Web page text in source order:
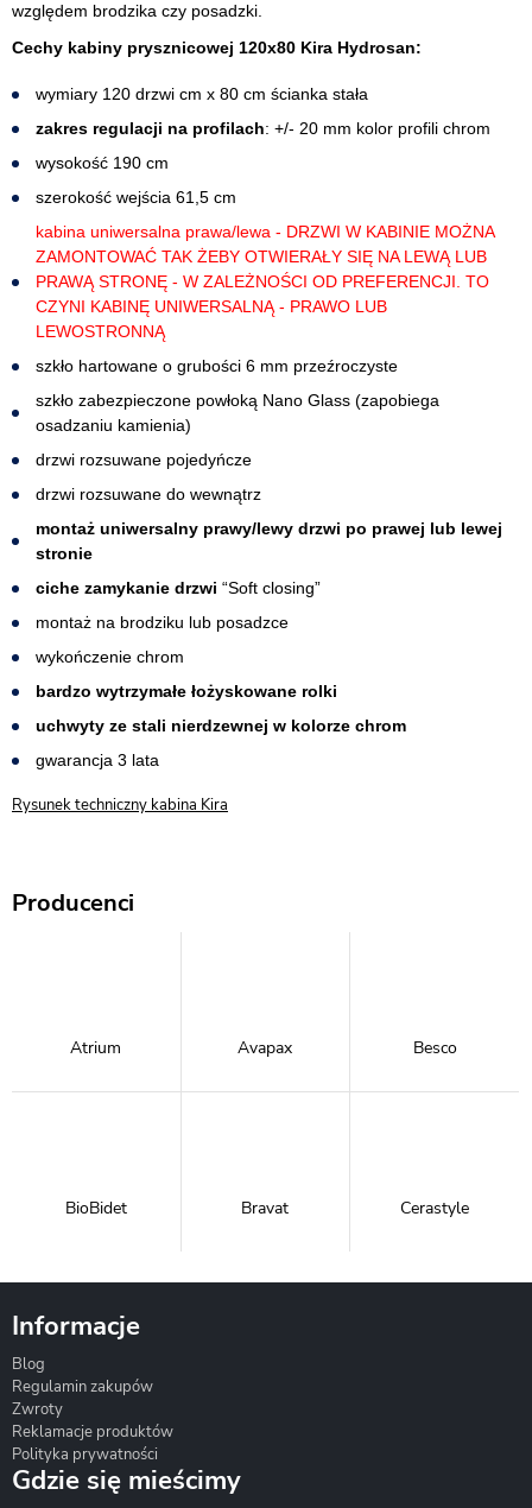
względem brodzika czy posadzki.
Cechy kabiny prysznicowej 120x80 Kira Hydrosan:
wymiary 120 drzwi cm x 80 cm ścianka stała
zakres regulacji na profilach: +/- 20 mm kolor profili chrom
wysokość 190 cm
szerokość wejścia 61,5 cm
kabina uniwersalna prawa/lewa - DRZWI W KABINIE MOŻNA
ZAMONTOWAĆ TAK ŻEBY OTWIERAŁY SIĘ NA LEWĄ LUB
PRAWĄ STRONĘ - W ZALEŻNOŚCI OD PREFERENCJI. TO
CZYNI KABINĘ UNIWERSALNĄ - PRAWO LUB
LEWOSTRONNĄ
szkło hartowane o grubości 6 mm przeźroczyste
szkło zabezpieczone powłoką Nano Glass (zapobiega
osadzaniu kamienia)
drzwi rozsuwane pojedyńcze
drzwi rozsuwane do wewnątrz
montaż uniwersalny prawy/lewy drzwi po prawej lub lewej
stronie
ciche zamykanie drzwi “Soft closing”
montaż na brodziku lub posadzce
wykończenie chrom
bardzo wytrzymałe łożyskowane rolki
uchwyty ze stali nierdzewnej w kolorze chrom
gwarancja 3 lata
Rysunek techniczny kabina Kira
Producenci
Atrium Avapax Besco
BioBidet Bravat Cerastyle
Informacje
Blog
Regulamin zakupów
Zwroty
Reklamacje produktów
Polityka prywatności
Gdzie się mieścimy